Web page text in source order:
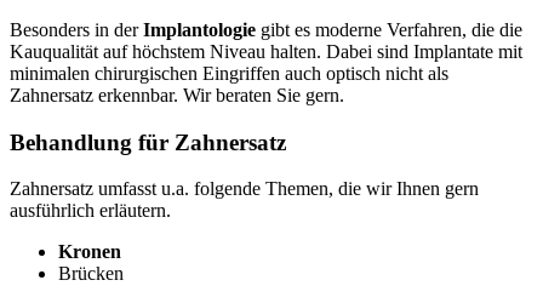
Besonders in derImplantologie gibt es moderne Verfahren, die die
Kauqualität auf höchstem Niveau halten. Dabei sind Implantate mit
minimalen chirurgischen Eingriffen auch optisch nicht als
Zahnersatz erkennbar. Wir beraten Sie gern.
Behandlung für Zahnersatz
Zahnersatz umfasst u.a. folgende Themen, die wir Ihnen gern
ausführlich erläutern.
Kronen
Brücken